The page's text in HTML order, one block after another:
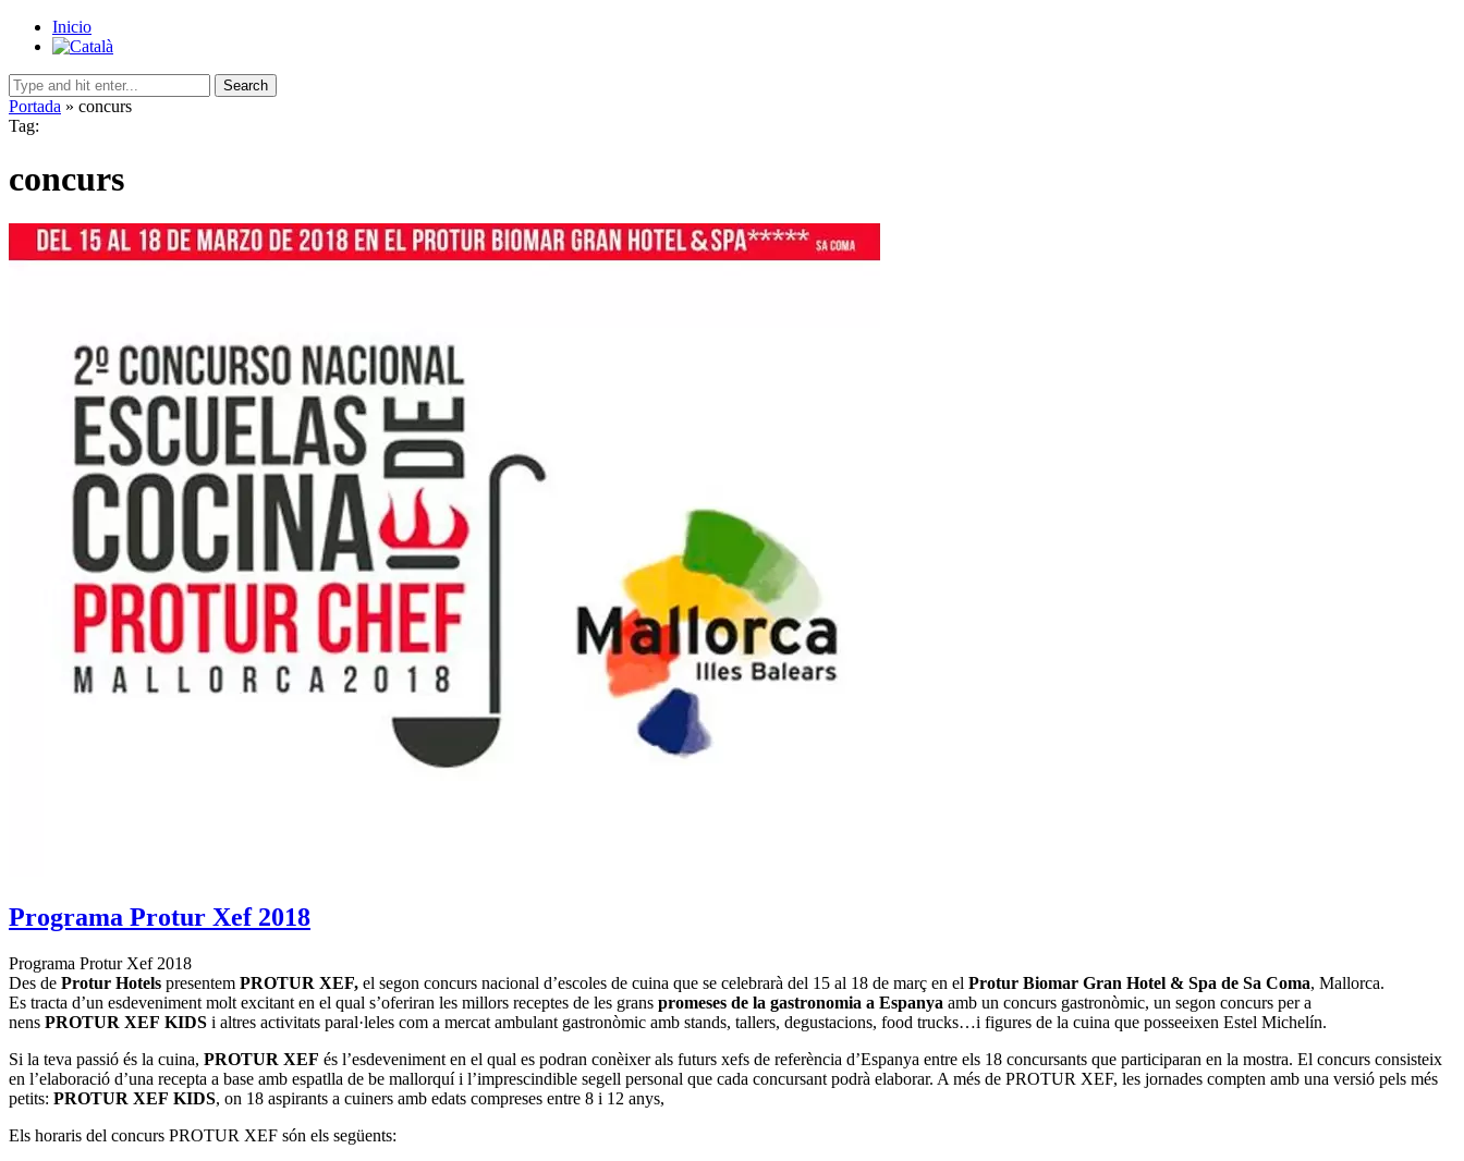
Inicio
Search
Portada » concurs
Tag:
concurs
Programa Protur Xef 2018
Programa Protur Xef 2018
Des de Protur Hotels presentem PROTUR XEF, el segon concurs nacional d’escoles de cuina que se celebrarà del 15 al 18 de març en el Protur Biomar Gran Hotel & Spa de Sa Coma, Mallorca.
Es tracta d’un esdeveniment molt excitant en el qual s’oferiran les millors receptes de les grans promeses de la gastronomia a Espanya amb un concurs gastronòmic, un segon concurs per a
nens PROTUR XEF KIDS i altres activitats paral·leles com a mercat ambulant gastronòmic amb stands, tallers, degustacions, food trucks…i figures de la cuina que posseeixen Estel Michelín.
Si la teva passió és la cuina, PROTUR XEF és l’esdeveniment en el qual es podran conèixer als futurs xefs de referència d’Espanya entre els 18 concursants que participaran en la mostra. El concurs consisteix
en l’elaboració d’una recepta a base amb espatlla de be mallorquí i l’imprescindible segell personal que cada concursant podrà elaborar. A més de PROTUR XEF, les jornades compten amb una versió pels més
petits: PROTUR XEF KIDS, on 18 aspirants a cuiners amb edats compreses entre 8 i 12 anys,
Els horaris del concurs PROTUR XEF són els següents: